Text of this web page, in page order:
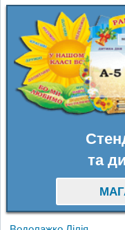
та